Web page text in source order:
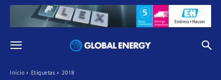
Inicio Etiquetas 2018